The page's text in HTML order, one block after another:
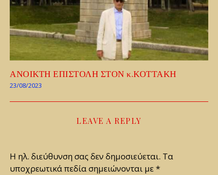
ΑΝΟΙΚΤΗ ΕΠΙΣΤΟΛΗ ΣΤΟΝ κ.ΚΟΤΤΑΚΗ
23/08/2023
LEAVE A REPLY
Η ηλ. διεύθυνση σας δεν δημοσιεύεται. Τα
υποχρεωτικά πεδία σημειώνονται με*